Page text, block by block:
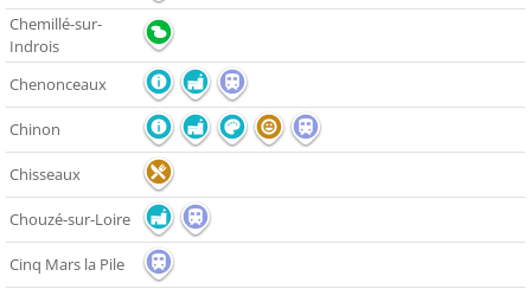
Chemillé-sur-
Indrois
Chenonceaux
Chinon
Chisseaux
Chouzé-sur-Loire
Cinq Mars la Pile